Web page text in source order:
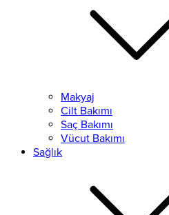
Makyaj
Cilt Bakımı
Saç Bakımı
Vücut Bakımı
Sağlık